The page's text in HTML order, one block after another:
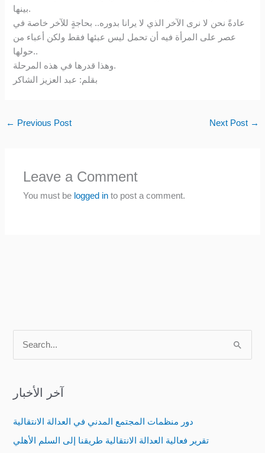
بينها.
عادةً نحن لا نرى الآخر الذي لا يرانا بدوره.. بحاجةٍ للآخر خاصة في
عصر على المرأة فيه أن تحمل ليس عبئها فقط ولكن أعباء من
حولها..
وهذا قدرها في هذه المرحلة.
بقلم: عبد العزيز الشاكر
← Previous Post Next Post →
Leave a Comment
You must be logged in to post a comment.
r
آخر الأخبار
دور منظمات المجتمع المدني في العدالة الانتقالية
تقرير فعالية العدالة الانتقالية طريقنا إلى السلم الأهلي